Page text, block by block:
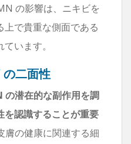
の影響は、ニキビを
で貴重な側面である
います。
二面性
の潜在的な副作用を調
を認識することが重要
の健康に関連する細